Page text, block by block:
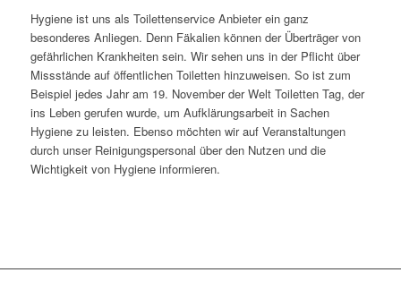
Hygiene ist uns als Toilettenservice Anbieter ein ganz
besonderes Anliegen. Denn Fäkalien können der Überträger von
gefährlichen Krankheiten sein. Wir sehen uns in der Pflicht über
Missstände auf öffentlichen Toiletten hinzuweisen. So ist zum
Beispiel jedes Jahr am 19. November der Welt Toiletten Tag, der
ins Leben gerufen wurde, um Aufklärungsarbeit in Sachen
Hygiene zu leisten. Ebenso möchten wir auf Veranstaltungen
durch unser Reinigungspersonal über den Nutzen und die
Wichtigkeit von Hygiene informieren.